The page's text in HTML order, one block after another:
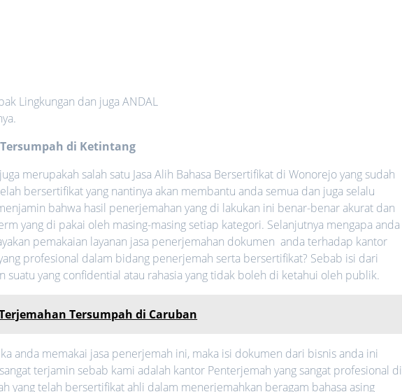
Lingkungan dan juga ANDAL
di Ketintang
juga merupakah salah satu Jasa Alih Bahasa Bersertifikat di Wonorejo yang sudah
bersertifikat yang nantinya akan membantu anda semua dan juga selalu
bahwa hasil penerjemahan yang di lakukan ini benar-benar akurat dan
yang di pakai oleh masing-masing setiap kategori. Selanjutnya mengapa anda
pemakaian layanan jasa penerjemahan dokumen anda terhadap kantor
profesional dalam bidang penerjemah serta bersertifikat? Sebab isi dari
suatu yang confidential atau rahasia yang tidak boleh di ketahui oleh publik.
Tersumpah di Caruban
anda memakai jasa penerjemah ini, maka isi dokumen dari bisnis anda ini
terjamin sebab kami adalah kantor Penterjemah yang sangat profesional di
yang telah bersertifikat ahli dalam menerjemahkan beragam bahasa asing